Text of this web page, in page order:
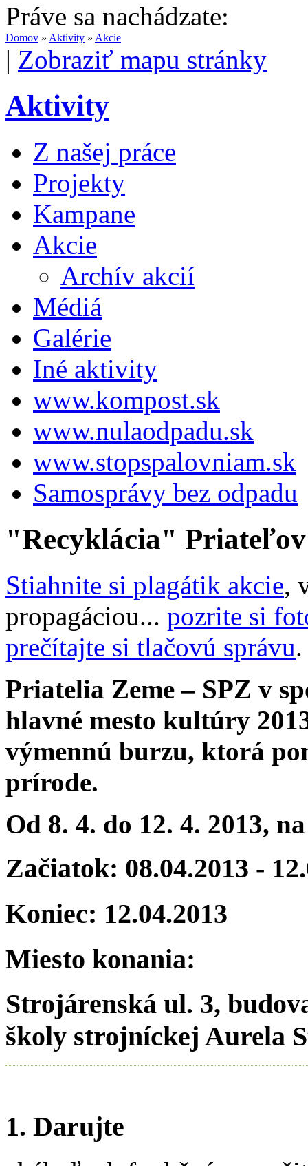
Práve sa nachádzate:
Domov » Aktivity » Akcie
| Zobraziť mapu stránky
Aktivity
Z našej práce
Projekty
Kampane
Akcie
Archív akcií
Médiá
Galérie
Iné aktivity
www.kompost.sk
www.nulaodpadu.sk
www.stopspalovniam.sk
Samosprávy bez odpadu
"Recyklácia" Priateľov
Stiahnite si plagátik akcie,
propagáciou... pozrite si
prečítajte si tlačovú správu.
Priatelia Zeme – SPZ v
hlavné mesto kultúry
výmennú burzu, ktorá
prírode.
Od 8. 4. do 12. 4. 2013,
Začiatok: 08.04.2013 -
Koniec: 12.04.2013
Miesto konania:
Strojárenská ul. 3,
školy strojníckej Aurela
1. Darujte